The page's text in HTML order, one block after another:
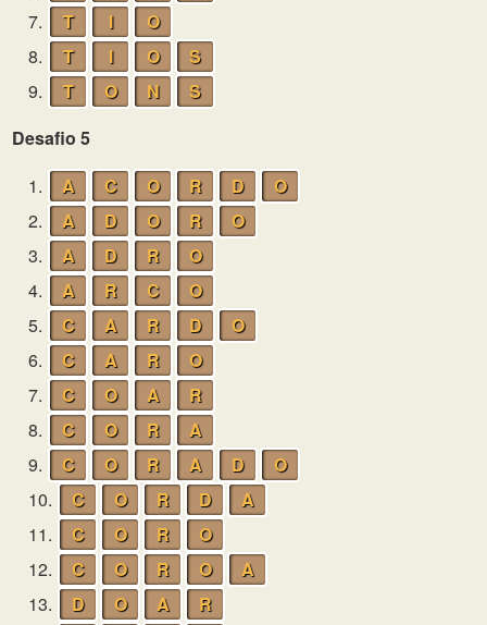
7.
T I
O
8.
T I O
S
9.
T O N
S
Desafio 5
1.
A C O R D
O
2.
A D O R
O
3.
A D R
O
4.
A R C
O
5.
C A R D
O
6.
C A R
O
7.
C O A
R
8.
C O R
A
9.
C O R A D
O
10.
C O R D
A
11.
C O R
O
12.
C O R O
A
13.
D O A
R